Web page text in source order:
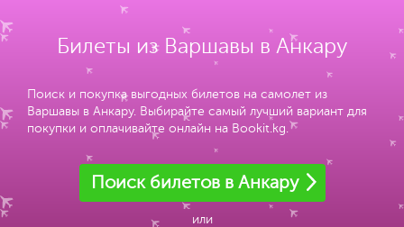
Билеты из Варшавы в Анкару
Поиск и покупка выгодных билетов на самолет из
Варшавы в Анкару. Выбирайте самый лучший вариант для
покупки и оплачивайте онлайн на Bookit.kg.
Поиск билетов в Анкару
или